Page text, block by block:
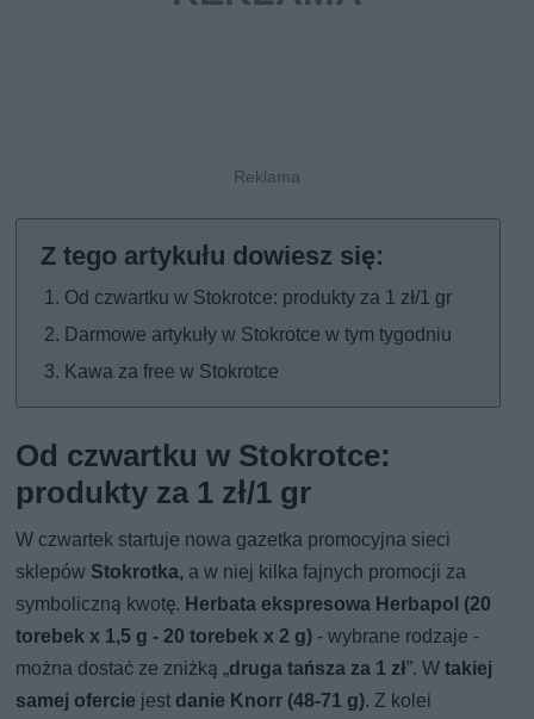
Od czwartku w Stokrotce: produkty za 1 zł/1 gr
Darmowe artykuły w Stokrotce w tym tygodniu
Kawa za free w Stokrotce
Od czwartku w Stokrotce:
produkty za 1 zł/1 gr
W czwartek startuje nowa gazetka promocyjna sieci
sklepów Stokrotka, a w niej kilka fajnych promocji za
symboliczną kwotę. Herbata ekspresowa Herbapol (20
torebek x 1,5 g - 20 torebek x 2 g) - wybrane rodzaje -
można dostać ze zniżką „druga tańsza za 1 zł”. Wtakiej
samej ofercie jest danie Knorr (48-71 g). Z kolei